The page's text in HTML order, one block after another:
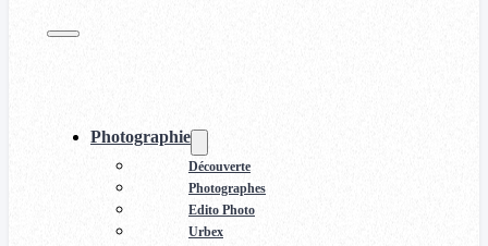
Photographie
Découverte
Photographes
Edito Photo
Urbex